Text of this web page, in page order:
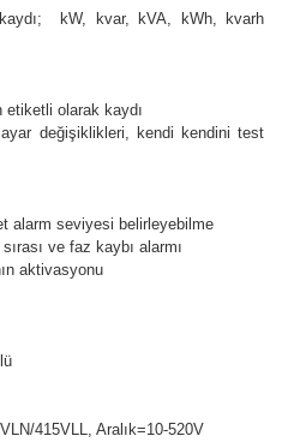
kW, kvar, kVA, kWh, kvarh
etiketli olarak kaydı
değişiklikleri, kendi kendini test
alarm seviyesi belirleyebilme
ve faz kaybı alarmı
aktivasyonu
415VLL, Aralık=10-520V